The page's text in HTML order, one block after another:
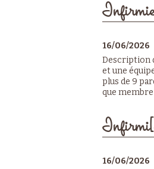
16/06/2026
Description
et une
plus de 9
que
16/06/2026